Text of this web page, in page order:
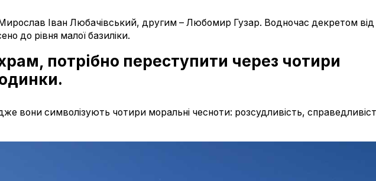
Іван Любачівський, другим – Любомир Гузар. Водночас декретом від
до рівня малої базиліки.
потрібно переступити через чотири
вони символізують чотири моральні чесноти: розсудливість,